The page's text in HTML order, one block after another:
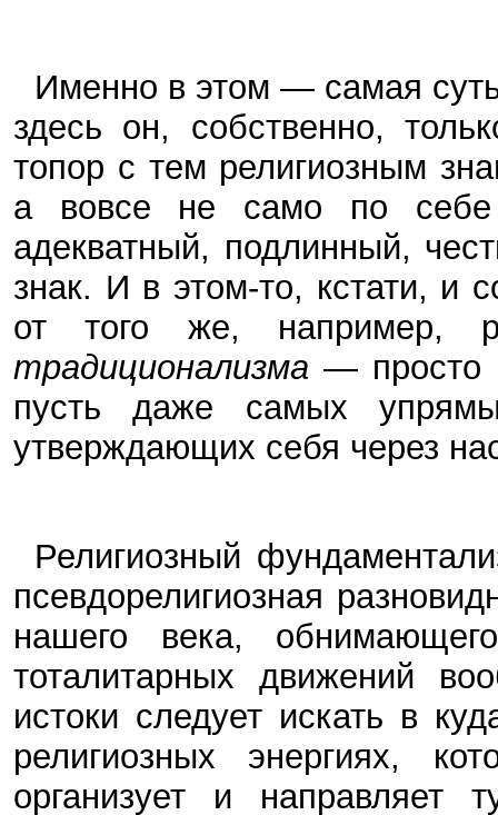
Именно в этом — самая
здесь он, собственно,
топор с тем религиозным
а вовсе не само по себе
адекватный, подлинный,
знак. И в этом-то, кстати, и
от того же, например,
традиционализма — просто
пусть даже самых
утверждающих себя через
Религиозный
псевдорелигиозная
нашего века,
тоталитарных движений
истоки следует искать в
религиозных энергиях,
организует и направляет